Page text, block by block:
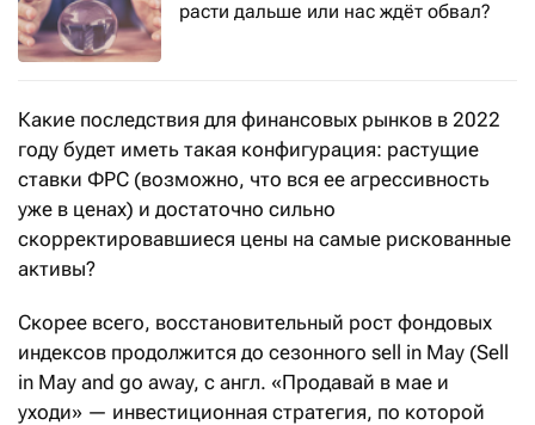
расти дальше или нас ждёт обвал?
Какие последствия для финансовых рынков в 2022
году будет иметь такая конфигурация: растущие
ставки ФРС (возможно, что вся ее агрессивность
уже в ценах) и достаточно сильно
скорректировавшиеся цены на самые рискованные
активы?
Скорее всего, восстановительный рост фондовых
индексов продолжится до сезонного sell in May (Sell
in May and go away, с англ. «Продавай в мае и
уходи» — инвестиционная стратегия, по которой